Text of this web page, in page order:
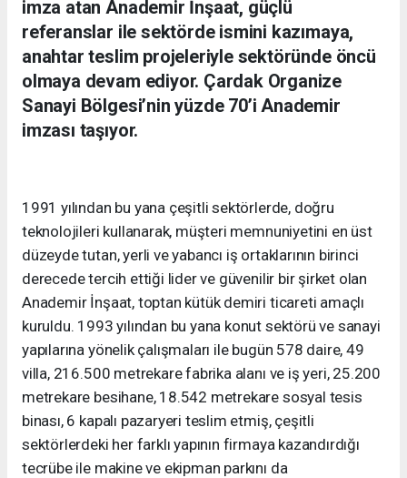
imza atan Anademir İnşaat, güçlü
referanslar ile sektörde ismini kazımaya,
anahtar teslim projeleriyle sektöründe öncü
olmaya devam ediyor. Çardak Organize
Sanayi Bölgesi’nin yüzde 70’i Anademir
imzası taşıyor.
1991 yılından bu yana çeşitli sektörlerde, doğru
teknolojileri kullanarak, müşteri memnuniyetini en üst
düzeyde tutan, yerli ve yabancı iş ortaklarının birinci
derecede tercih ettiği lider ve güvenilir bir şirket olan
Anademir İnşaat, toptan kütük demiri ticareti amaçlı
kuruldu. 1993 yılından bu yana konut sektörü ve sanayi
yapılarına yönelik çalışmaları ile bugün 578 daire, 49
villa, 216.500 metrekare fabrika alanı ve iş yeri, 25.200
metrekare besihane, 18.542 metrekare sosyal tesis
binası, 6 kapalı pazaryeri teslim etmiş, çeşitli
sektörlerdeki her farklı yapının firmaya kazandırdığı
tecrübe ile makine ve ekipman parkını da